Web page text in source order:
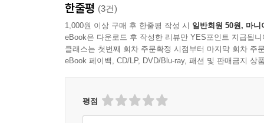
한줄평 (3건)
1,000원 이상 구매 후 한줄평 작성 시 일반회원 50원, 마니
eBook은 다운로드 후 작성한 리뷰만 YES포인트 지급됩니
클래스는 첫번째 회차 주문확정 시점부터 마지막 회차 주
eBook 페이백, CD/LP, DVD/Blu-ray, 패션 및 판매금지 상
평점